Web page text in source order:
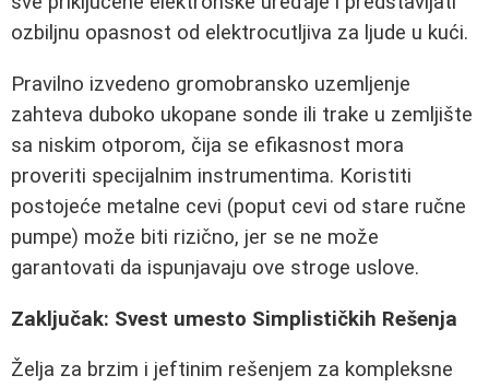
ozbiljnu opasnost od elektrocutljiva za ljude u kući.
Pravilno izvedeno gromobransko uzemljenje
zahteva duboko ukopane sonde ili trake u zemljište
sa niskim otporom, čija se efikasnost mora
proveriti specijalnim instrumentima. Koristiti
postojeće metalne cevi (poput cevi od stare ručne
pumpe) može biti rizično, jer se ne može
garantovati da ispunjavaju ove stroge uslove.
Zaključak: Svest umesto Simplističkih Rešenja
Želja za brzim i jeftinim rešenjem za kompleksne